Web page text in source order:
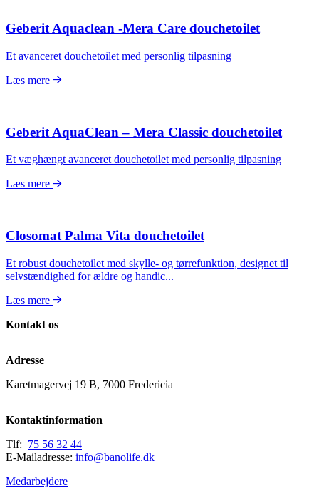
Geberit Aquaclean -Mera Care douchetoilet
Et avanceret douchetoilet med personlig tilpasning
Læs mere
Geberit AquaClean – Mera Classic douchetoilet
Et væghængt avanceret douchetoilet med personlig tilpasning
Læs mere
Closomat Palma Vita douchetoilet
Et robust douchetoilet med skylle- og tørrefunktion, designet til
selvstændighed for ældre og handic...
Læs mere
Kontakt os
Adresse
Karetmagervej 19 B, 7000 Fredericia
Kontaktinformation
Tlf: 75 56 32 44
E-Mailadresse: info@banolife.dk
Medarbejdere